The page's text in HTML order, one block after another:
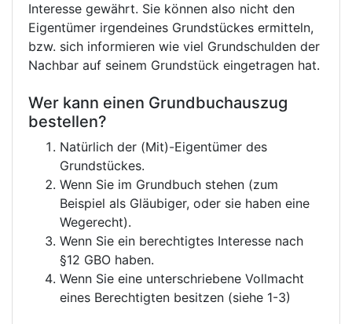
Interesse gewährt. Sie können also nicht den
Eigentümer irgendeines Grundstückes ermitteln,
bzw. sich informieren wie viel Grundschulden der
Nachbar auf seinem Grundstück eingetragen hat.
Wer kann einen Grundbuchauszug
bestellen?
Natürlich der (Mit)-Eigentümer des
Grundstückes.
Wenn Sie im Grundbuch stehen (zum
Beispiel als Gläubiger, oder sie haben eine
Wegerecht).
Wenn Sie ein berechtigtes Interesse nach
§12 GBO haben.
Wenn Sie eine unterschriebene Vollmacht
eines Berechtigten besitzen (siehe 1-3)